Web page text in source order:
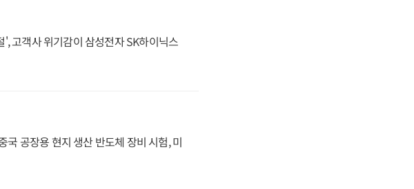
고객사 위기감이 삼성전자 SK하이닉스
국 공장용 현지 생산 반도체 장비 시험, 미